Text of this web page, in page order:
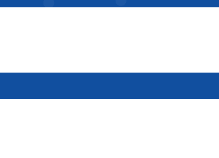
Les sites des conventions